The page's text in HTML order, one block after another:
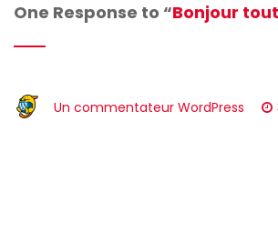
One Response to “Bonjour
Un commentateur WordPress